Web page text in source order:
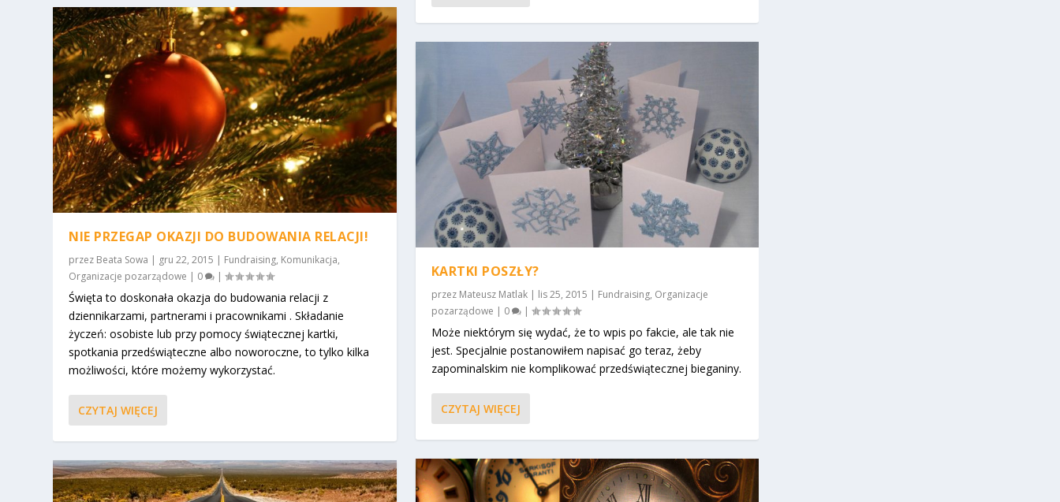
NIE PRZEGAP OKAZJI DO BUDOWANIA RELACJI!
przez Beata Sowa | gru 22, 2015 | Fundraising, Komunikacja,
Organizacje pozarządowe | 0 |
Święta to doskonała okazja do budowania relacji z
dziennikarzami, partnerami i pracownikami . Składanie
życzeń: osobiste lub przy pomocy świątecznej kartki,
spotkania przedświąteczne albo noworoczne, to tylko kilka
możliwości, które możemy wykorzystać.
CZYTAJ WIĘCEJ
KARTKI POSZŁY?
przez Mateusz Matlak| lis 25, 2015 | Fundraising, Organizacje
pozarządowe | 0 |
Może niektórym się wydać, że to wpis po fakcie, ale tak nie
jest. Specjalnie postanowiłem napisać go teraz, żeby
zapominalskim nie komplikować przedświątecznej bieganiny.
CZYTAJ WIĘCEJ